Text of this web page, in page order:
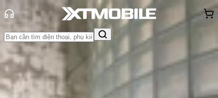
Trang chủ
Tin tức
So Sánh